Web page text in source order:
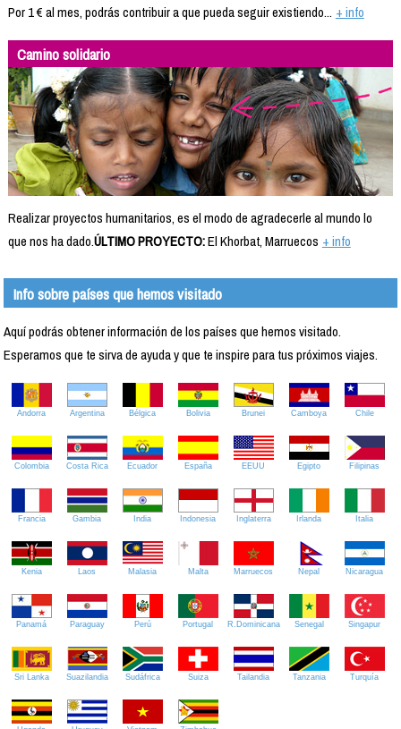
Por 1 € al mes, podrás contribuir a que pueda seguir existiendo... + info
Camino solidario
Realizar proyectos humanitarios, es el modo de agradecerle al mundo lo
que nos ha dado.ÚLTIMO PROYECTO:El Khorbat, Marruecos + info
Info sobre países que hemos visitado
Aquí podrás obtener información de los países que hemos visitado.
Esperamos que te sirva de ayuda y que te inspire para tus próximos viajes.
Andorra Argentina Bélgica Bolivia Brunei Camboya Chile
Colombia Costa Rica Ecuador España EEUU Egipto Filipinas
Francia Gambia India Indonesia Inglaterra Irlanda Italia
Kenia Laos Malasia Malta Marruecos Nepal Nicaragua
Panamá Paraguay Perú Portugal R.Dominicana Senegal Singapur
Sri Lanka Suazilandia Sudáfrica Suiza Tailandia Tanzania Turquía